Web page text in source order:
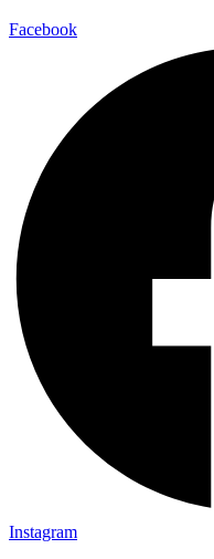
Facebook
Instagram